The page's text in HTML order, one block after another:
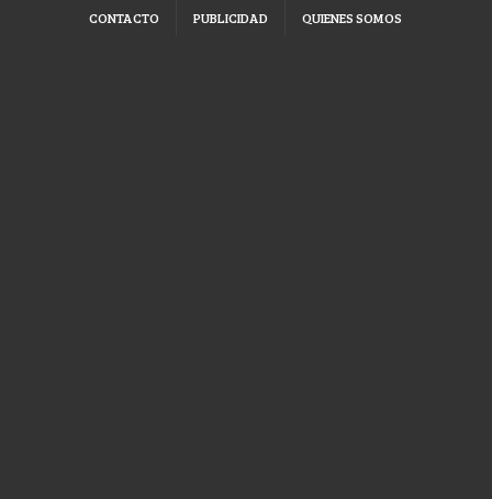
CONTACTO PUBLICIDAD QUIENES SOMOS